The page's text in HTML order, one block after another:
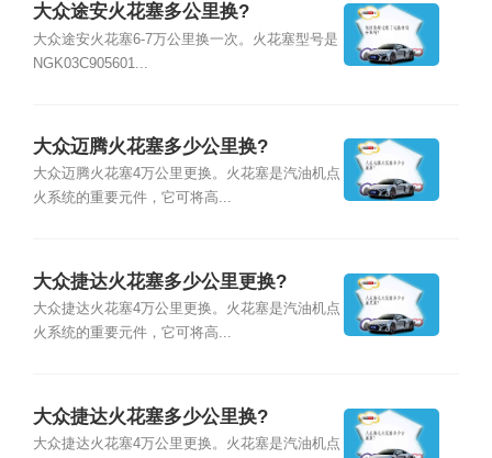
大众途安火花塞多公里换?
大众途安火花塞6-7万公里换一次。火花塞型号是
NGK03C905601...
大众迈腾火花塞多少公里换?
大众迈腾火花塞4万公里更换。火花塞是汽油机点
火系统的重要元件，它可将高...
大众捷达火花塞多少公里更换?
大众捷达火花塞4万公里更换。火花塞是汽油机点
火系统的重要元件，它可将高...
大众捷达火花塞多少公里换?
大众捷达火花塞4万公里更换。火花塞是汽油机点